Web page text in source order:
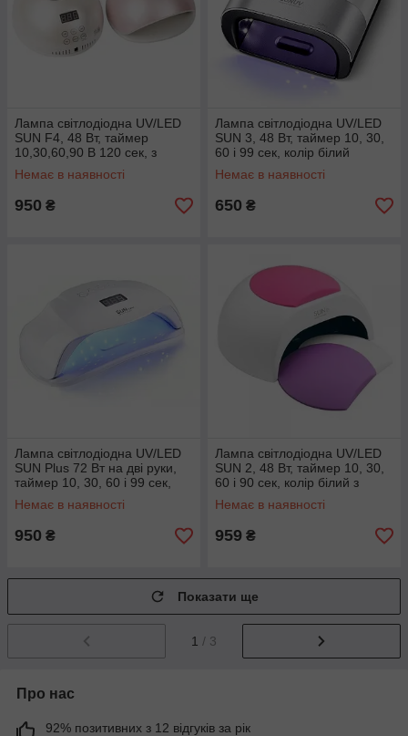
Лампа світлодіодна UV/LED
SUN F4, 48 Вт, таймер
10,30,60,90 B 120 сек, з
дисплеєм
Немає в наявності
950 ₴
Лампа світлодіодна UV/LED
SUN 3, 48 Вт, таймер 10, 30,
60 і 99 сек, колір білий
Немає в наявності
650 ₴
Лампа світлодіодна UV/LED
SUN Plus 72 Вт на дві руки,
таймер 10, 30, 60 і 99 сек,
колір білий
Немає в наявності
950 ₴
Лампа світлодіодна UV/LED
SUN 2, 48 Вт, таймер 10, 30,
60 і 90 сек, колір білий з
кольоровою накладкою
Немає в наявності
959 ₴
Показати ще
1 / 3
Про нас
92% позитивних з 12 відгуків за рік